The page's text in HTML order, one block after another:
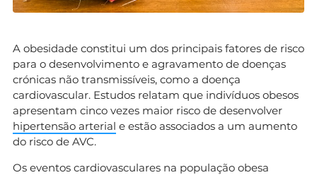
A obesidade constitui um dos principais fatores de risco
para o desenvolvimento e agravamento de doenças
crónicas não transmissíveis, como a doença
cardiovascular. Estudos relatam que indivíduos obesos
apresentam cinco vezes maior risco de desenvolver
hipertensão arterial e estão associados a um aumento
do risco de AVC.
Os eventos cardiovasculares na população obesa